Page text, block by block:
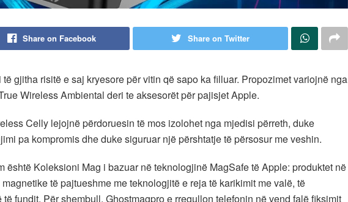
Share on Facebook Share on Twitter
gjitha risitë e saj kryesore për vitin që sapo ka filluar. Propozimet variojnë nga
Wireless Ambiental deri te aksesorët për pajisjet Apple.
Celly lejojnë përdoruesin të mos izolohet nga mjedisi përreth, duke
pa kompromis dhe duke siguruar një përshtatje të përsosur me veshin.
është Koleksioni Mag i bazuar në teknologjinë MagSafe të Apple: produktet në
të pajtueshme me teknologjitë e reja të karikimit me valë, të
fundit. Për shembull, Ghostmagpro e rregullon telefonin në vend falë fiksimit